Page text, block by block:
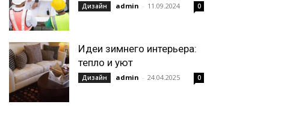
Дизайн admin - 11.09.2024 0
Идеи зимнего интерьера:
тепло и уют
Дизайн admin - 24.04.2025 0